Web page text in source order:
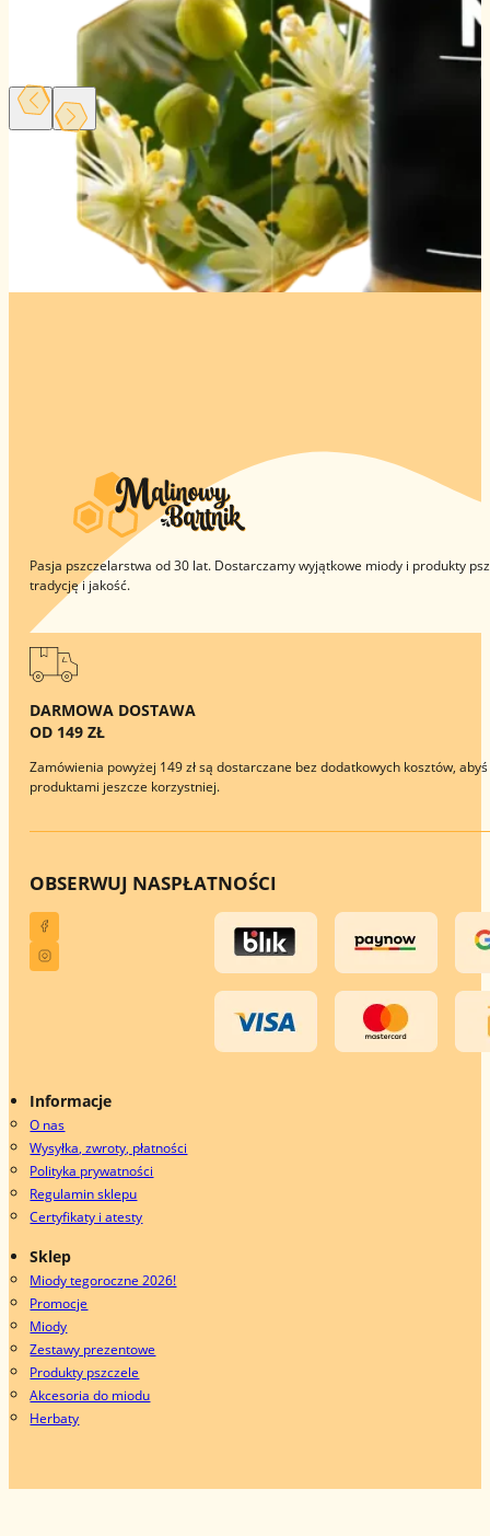
Pasja pszczelarstwa od 30 lat. Dostarczamy wyjątkowe miody i produkty
tradycję i jakość.
DARMOWA DOSTAWA
OD 149 ZŁ
Zamówienia powyżej 149 zł są dostarczane bez dodatkowych kosztów,
produktami jeszcze korzystniej.
OBSERWUJ NASPŁATNOŚCI
Informacje
O nas
Wysyłka, zwroty, płatności
Polityka prywatności
Regulamin sklepu
Certyfikaty i atesty
Sklep
Miody tegoroczne 2026!
Promocje
Miody
Zestawy prezentowe
Produkty pszczele
Akcesoria do miodu
Herbaty